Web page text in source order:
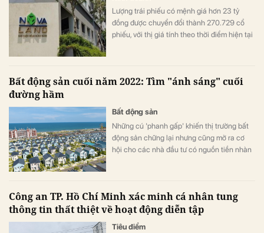
Lượng trái phiếu có mệnh giá hơn 23 tỷ
đồng được chuyển đổi thành 270.729 cổ
phiếu, với thị giá tính theo thời điểm hiện tại
Bất động sản cuối năm 2022: Tìm "ánh sáng" cuối
đường hầm
Bất động sản
Những cú 'phanh gấp' khiến thị trường bất
động sản chững lại nhưng cũng mở ra cơ
hội cho các nhà đầu tư có nguồn tiền nhàn
Công an TP. Hồ Chí Minh xác minh cá nhân tung
thông tin thất thiệt về hoạt động diễn tập
Tiêu điểm